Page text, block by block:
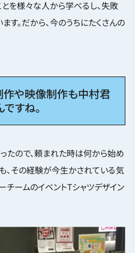
とを様々な人から学べるし、失敗
。だから、今のうちにたくさんの
作や映像制作も中村君
すね。
たので、頼まれた時は何から始め
、その経験が今生かされている気
チームのイベントTシャツデザイン